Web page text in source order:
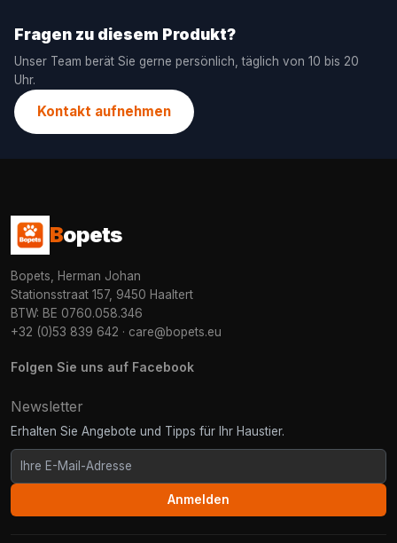
Fragen zu diesem Produkt?
Unser Team berät Sie gerne persönlich, täglich von 10 bis 20
Uhr.
Kontakt aufnehmen
Bopets
Bopets, Herman Johan
Stationsstraat 157, 9450 Haaltert
BTW: BE 0760.058.346
+32 (0)53 839 642 · care@bopets.eu
Folgen Sie uns auf Facebook
Newsletter
Erhalten Sie Angebote und Tipps für Ihr Haustier.
Anmelden